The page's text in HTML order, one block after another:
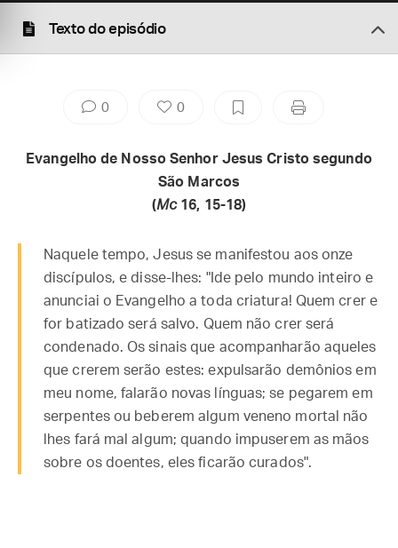
Texto do episódio
0 0
Evangelho de Nosso Senhor Jesus Cristo segundo
São Marcos
(Mc16, 15-18)
Naquele tempo, Jesus se manifestou aos onze
discípulos, e disse-lhes: "Ide pelo mundo inteiro e
anunciai o Evangelho a toda criatura! Quem crer e
for batizado será salvo. Quem não crer será
condenado. Os sinais que acompanharão aqueles
que crerem serão estes: expulsarão demônios em
meu nome, falarão novas línguas; se pegarem em
serpentes ou beberem algum veneno mortal não
lhes fará mal algum; quando impuserem as mãos
sobre os doentes, eles ficarão curados".